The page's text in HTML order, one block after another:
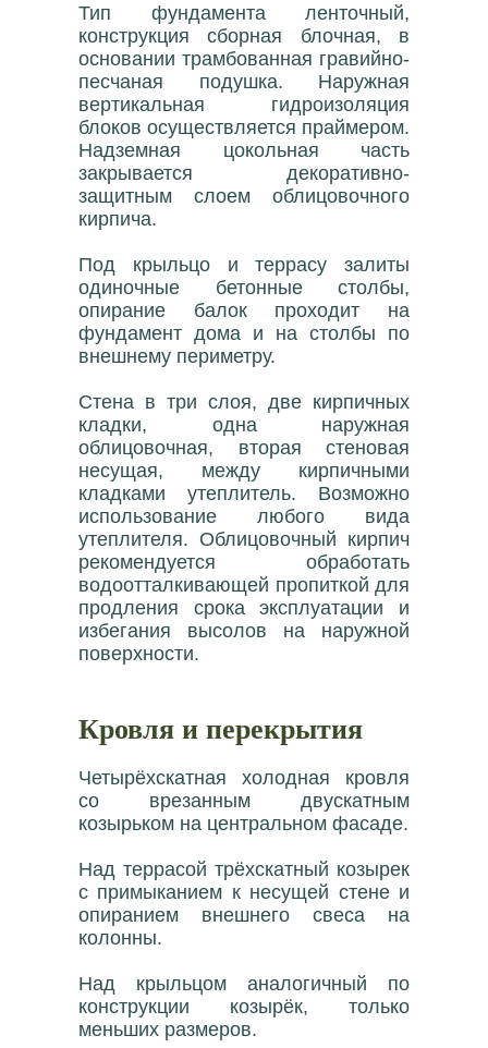
Тип фундамента ленточный,
конструкция сборная блочная, в
основании трамбованная гравийно-
песчаная подушка. Наружная
вертикальная гидроизоляция
блоков осуществляется праймером.
Надземная цокольная часть
закрывается декоративно-
защитным слоем облицовочного
кирпича.
Под крыльцо и террасу залиты
одиночные бетонные столбы,
опирание балок проходит на
фундамент дома и на столбы по
внешнему периметру.
Стена в три слоя, две кирпичных
кладки, одна наружная
облицовочная, вторая стеновая
несущая, между кирпичными
кладками утеплитель. Возможно
использование любого вида
утеплителя. Облицовочный кирпич
рекомендуется обработать
водоотталкивающей пропиткой для
продления срока эксплуатации и
избегания высолов на наружной
поверхности.
Кровля и перекрытия
Четырёхскатная холодная кровля
со врезанным двускатным
козырьком на центральном фасаде.
Над террасой трёхскатный козырек
с примыканием к несущей стене и
опиранием внешнего свеса на
колонны.
Над крыльцом аналогичный по
конструкции козырёк, только
меньших размеров.